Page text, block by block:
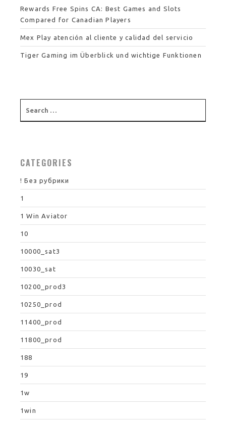
Rewards Free Spins CA: Best Games and Slots
Compared for Canadian Players
Mex Play atención al cliente y calidad del servicio
Tiger Gaming im Überblick und wichtige Funktionen
CATEGORIES
! Без рубрики
1
1 Win Aviator
10
10000_sat3
10030_sat
10200_prod3
10250_prod
11400_prod
11800_prod
188
19
1w
1win